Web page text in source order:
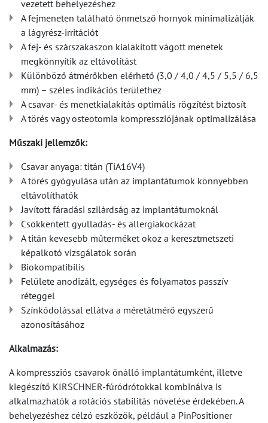
vezetett behelyezéshez
A fejmeneten található önmetsző hornyok minimalizálják
a lágyrész-irritációt
A fej- és szárszakaszon kialakított vágott menetek
megkönnyítik az eltávolítást
Különböző átmérőkben elérhető (3,0 / 4,0 / 4,5 / 5,5 / 6,5
mm) – széles indikációs területhez
A csavar- és menetkialakítás optimális rögzítést biztosít
A törés vagy osteotomia kompressziójának optimalizálása
Műszaki jellemzők:
Csavar anyaga: titán (TiA16V4)
A törés gyógyulása után az implantátumok könnyebben
eltávolíthatók
Javított fáradási szilárdság az implantátumoknál
Csökkentett gyulladás- és allergiakockázat
A titán kevesebb műterméket okoz a keresztmetszeti
képalkotó vizsgálatok során
Biokompatibilis
Felülete anodizált, egységes és folyamatos passzív
réteggel
Színkódolással ellátva a méretátmérő egyszerű
azonosításához
Alkalmazás:
A kompressziós csavarok önálló implantátumként, illetve
kiegészítő KIRSCHNER-fúródrótokkal kombinálva is
alkalmazhatók a rotációs stabilitás növelése érdekében. A
behelyezéshez célzó eszközök, például a PinPositioner